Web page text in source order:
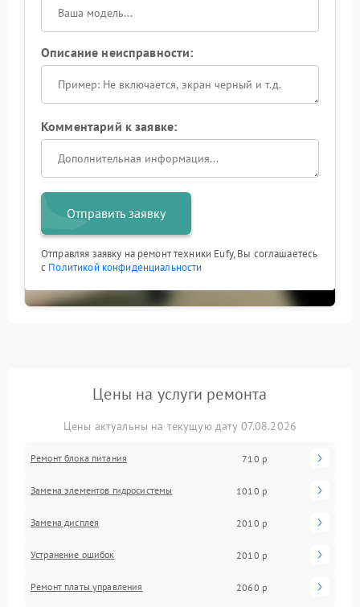
Описание неисправности:
Комментарий к заявке:
Отправить заявку
Отправляя заявку на ремонт техники Eufy, Вы соглашаетесь
с Политикой конфиденциальности
Цены на услуги ремонта
Цены актуальны на текущую дату 07.08.2026
Ремонт блока питания 710 р
Замена элементов гидросистемы 1010 р
Замена дисплея 2010 р
Устранение ошибок 2010 р
Ремонт платы управления 2060 р